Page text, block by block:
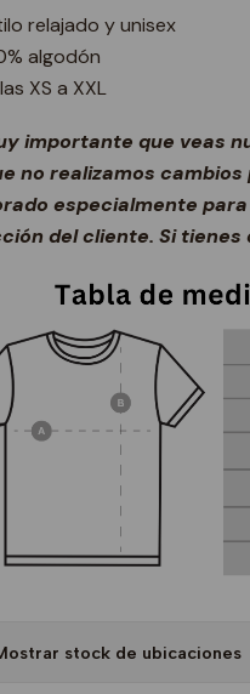
relajado y unisex
algodón
XS a XXL
importante que veas
no realizamos
especialmente
del cliente. Si
stock de ubicaciones